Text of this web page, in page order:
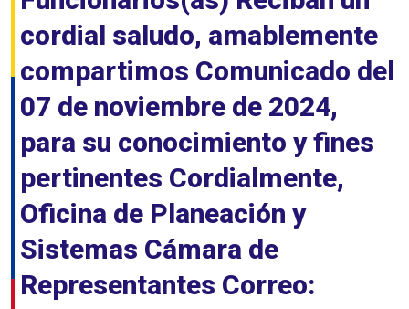
cordial saludo, amablemente
compartimos Comunicado del
07 de noviembre de 2024,
para su conocimiento y fines
pertinentes Cordialmente,
Oficina de Planeación y
Sistemas Cámara de
Representantes Correo: